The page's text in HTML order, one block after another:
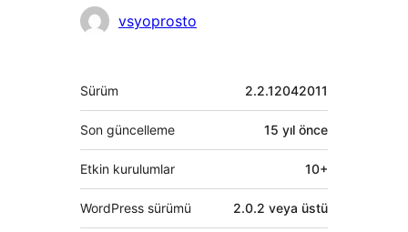
Katkıdavsyoprosto
Meta
Sürüm 2.2.12042011
Son güncelleme 15 yıl önce
Etkin kurulumlar 10+
WordPress sürümü 2.0.2 veya üstü